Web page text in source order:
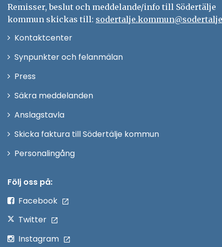
Remisser, beslut och meddelande/info till Södertälje
kommun skickas till:
KontaktcenterÖppna
Synpunkter och felanmälan
Press
fönster
Säkra meddelanden
Anslagstavla
Skicka faktura till Södertälje kommun
PersonalingångÖppna
Följ oss på:
Facebook
Twitter
Instagram